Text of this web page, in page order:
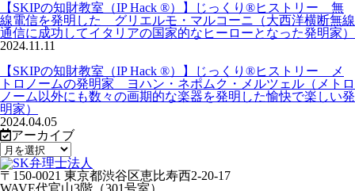
【SKIPの知財教室（IP Hack ®）】じっくり®ヒストリー 無
線電信を発明した グリエルモ・マルコーニ（大西洋横断無線
通信に成功してイタリアの国家的なヒーローとなった発明家）
2024.11.11
【SKIPの知財教室（IP Hack ®）】じっくり®ヒストリー メ
トロノームの発明家 ヨハン・ネポムク・メルツェル（メトロ
ノーム以外にも数々の画期的な楽器を発明した愉快で楽しい発
明家）
2024.04.05
アーカイブ
〒150-0021 東京都渋谷区恵比寿西2-20-17
WAVE代官山3階（301号室）